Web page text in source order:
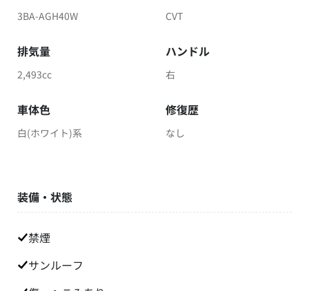
3BA-AGH40W CVT
排気量
2,493cc
ハンドル
右
車体色
白(ホワイト)系
修復歴
なし
装備・状態
禁煙
サンルーフ